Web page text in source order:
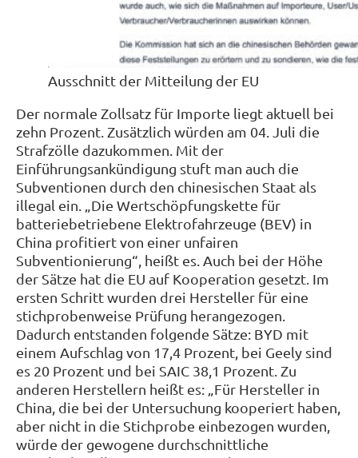
Ausschnitt der Mitteilung der EU
Der normale Zollsatz für Importe liegt aktuell bei
zehn Prozent. Zusätzlich würden am 04. Juli die
Strafzölle dazukommen. Mit der
Einführungsankündigung stuft man auch die
Subventionen durch den chinesischen Staat als
illegal ein. „Die Wertschöpfungskette für
batteriebetriebene Elektrofahrzeuge (BEV) in
China profitiert von einer unfairen
Subventionierung“, heißt es. Auch bei der Höhe
der Sätze hat die EU auf Kooperation gesetzt. Im
ersten Schritt wurden drei Hersteller für eine
stichprobenweise Prüfung herangezogen.
Dadurch entstanden folgende Sätze: BYD mit
einem Aufschlag von 17,4 Prozent, bei Geely sind
es 20 Prozent und bei SAIC 38,1 Prozent. Zu
anderen Herstellern heißt es: „Für Hersteller in
China, die bei der Untersuchung kooperiert haben,
aber nicht in die Stichprobe einbezogen wurden,
würde der gewogene durchschnittliche